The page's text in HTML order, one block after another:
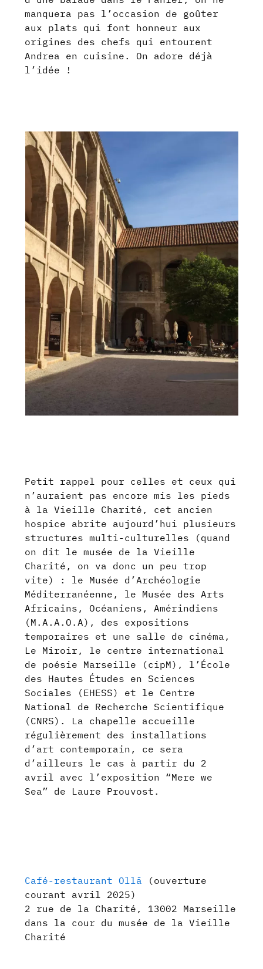
manquera pas l’occasion de goûter
aux plats qui font honneur aux
origines des chefs qui entourent
Andrea en cuisine. On adore déjà
l’idée !
Petit rappel pour celles et ceux qui
n’auraient pas encore mis les pieds
à la Vieille Charité, cet ancien
hospice abrite aujourd’hui plusieurs
structures multi-culturelles (quand
on dit le musée de la Vieille
Charité, on va donc un peu trop
vite) : le Musée d’Archéologie
Méditerranéenne, le Musée des Arts
Africains, Océaniens, Amérindiens
(M.A.A.O.A), des expositions
temporaires et une salle de cinéma,
Le Miroir, le centre international
de poésie Marseille (cipM), l’École
des Hautes Études en Sciences
Sociales (EHESS) et le Centre
National de Recherche Scientifique
(CNRS). La chapelle accueille
régulièrement des installations
d’art contemporain, ce sera
d’ailleurs le cas à partir du 2
avril avec l’exposition “Mere we
Sea” de Laure Prouvost.
Café-restaurant Ollā
(ouverture
courant avril 2025)
2 rue de la Charité, 13002 Marseille
dans la cour du musée de la Vieille
Charité